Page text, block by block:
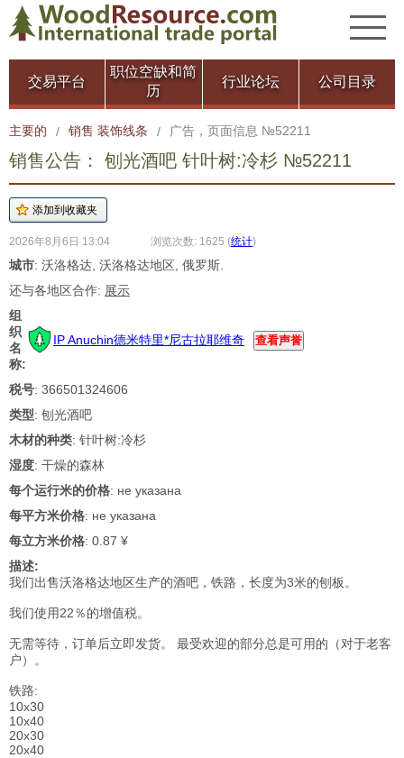
交易平台
职位空缺和简
历
行业论坛 公司目录
主要的 / 销售 装饰线条 / 广告，页面信息 №52211
销售公告： 刨光酒吧 针叶树:冷杉 №52211
2026年8月6日 13:04 浏览次数: 1625 (统计)
城市: 沃洛格达, 沃洛格达地区, 俄罗斯.
还与各地区合作: 展示
组
织
名
称:
IP Anuchin德米特里*尼古拉耶维奇 查看声誉
税号: 366501324606
类型: 刨光酒吧
木材的种类: 针叶树:冷杉
湿度: 干燥的森林
每个运行米的价格: не указана
每平方米价格: не указана
每立方米价格: 0.87 ¥
描述:
我们出售沃洛格达地区生产的酒吧，铁路，长度为3米的刨板。
我们使用22％的增值税。
无需等待，订单后立即发货。 最受欢迎的部分总是可用的（对于老客
户）。
铁路:
10x30
10x40
20x30
20x40